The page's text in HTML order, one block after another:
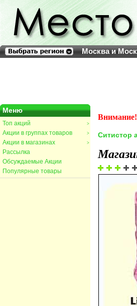
Москва и
Меню
>
Топ акций
>
Акции в группах товаров
>
Акции в магазинах
Рассылка
Обсуждаемые Акции
Популярные товары
Внимание!
Ситистор